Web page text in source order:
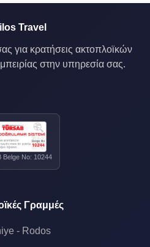
Travel
για κρατήσεις ακτοπλοϊκών
στην υπηρεσία σας.
Belge No: 10244
Γραμμές
- Rodos